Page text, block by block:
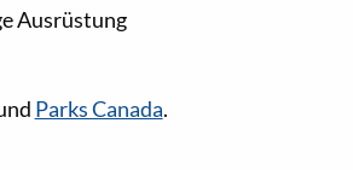
Ausrüstung
Parks Canada.